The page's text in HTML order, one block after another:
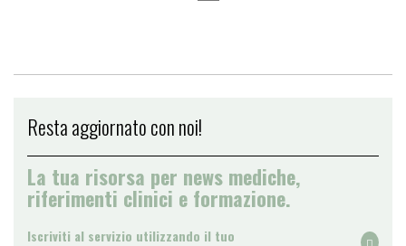
Resta aggiornato con noi!
La tua risorsa per news mediche,
riferimenti clinici e formazione.
Iscriviti al servizio utilizzando il tuo